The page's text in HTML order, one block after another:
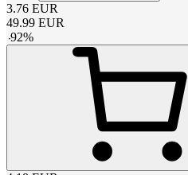
3.76 EUR
49.99 EUR
-92%